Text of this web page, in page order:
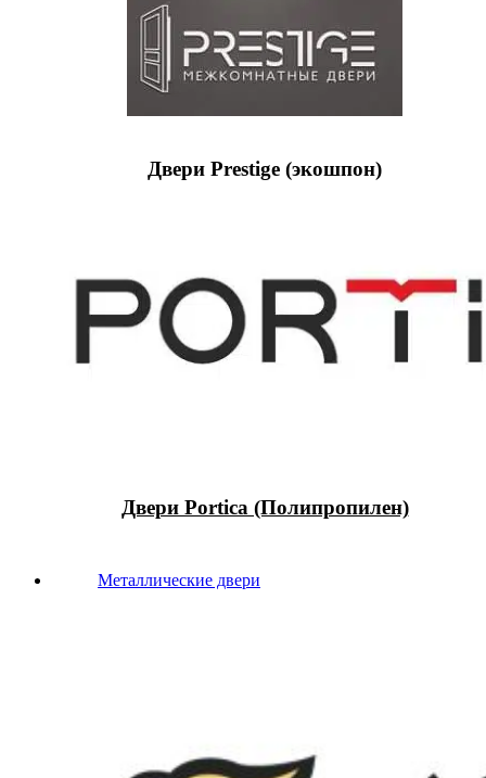
Двери Prestige (экошпон)
Двери Portica (Полипропилен)
Металлические двери